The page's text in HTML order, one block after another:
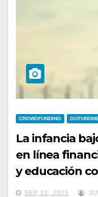
CROWDFUNDING
La infancia
en línea
y educación
medio de la
SEP 22, 2025